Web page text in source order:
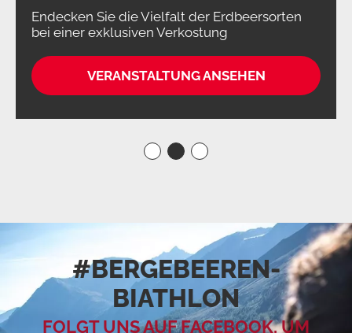
Endecken Sie die Vielfalt der Erdbeersorten
bei einer exklusiven Verkostung
VERANSTALTUNG ANSEHEN
#BERGEBEEREN­
BIATHLON
FOLGT UNS AUF FACEBOOK, UM